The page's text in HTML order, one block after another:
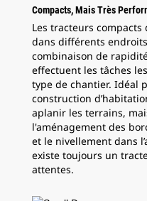
Compacts, Mais Très
Les tracteurs
dans différents
combinaison de
effectuent les tâches
type de chantier. Idéal
construction
aplanir les terrains,
l'aménagement des
et le nivellement dans
existe toujours un
attentes.